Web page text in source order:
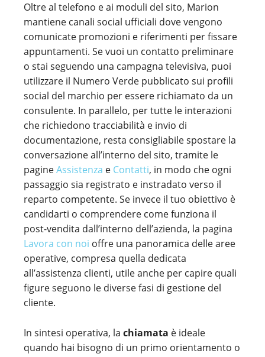
Oltre al telefono e ai moduli del sito, Marion
mantiene canali social ufficiali dove vengono
comunicate promozioni e riferimenti per fissare
appuntamenti. Se vuoi un contatto preliminare
o stai seguendo una campagna televisiva, puoi
utilizzare il Numero Verde pubblicato sui profili
social del marchio per essere richiamato da un
consulente. In parallelo, per tutte le interazioni
che richiedono tracciabilità e invio di
documentazione, resta consigliabile spostare la
conversazione all’interno del sito, tramite le
pagineAssistenza e Contatti, in modo che ogni
passaggio sia registrato e instradato verso il
reparto competente. Se invece il tuo obiettivo è
candidarti o comprendere come funziona il
post-vendita dall’interno dell’azienda, la pagina
Lavora con noi offre una panoramica delle aree
operative, compresa quella dedicata
all’assistenza clienti, utile anche per capire quali
figure seguono le diverse fasi di gestione del
cliente.
In sintesi operativa, la chiamata è ideale
quando hai bisogno di un primo orientamento o